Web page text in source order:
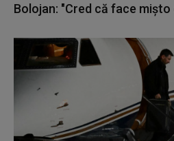
Bolojan: "Cred că face mișto